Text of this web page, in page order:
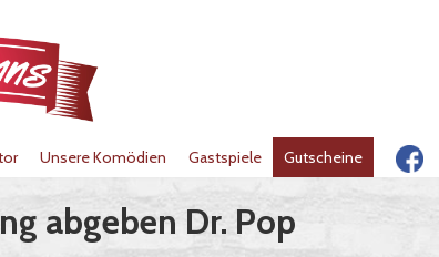
Unsere Komödien Gastspiele Gutscheine
abgeben Dr. Pop